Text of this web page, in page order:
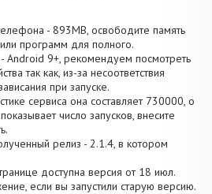
- 893MB, освободите память
программ для полного.
Android 9+, рекомендуем посмотреть
так как, из-за несоответствия
при запуске.
сервиса она составляет 730000, о
число запусков, внесите
релиз - 2.1.4, в котором
доступна версия от 18 июл.
если вы запустили старую версию.